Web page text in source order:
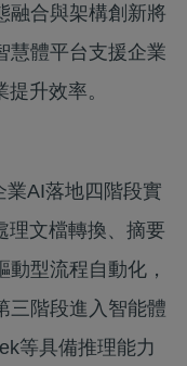
融合與架構創新將
慧體平台支援企業
升效率。
業AI落地四階段實
理文檔轉換、摘要
型流程自動化，
三階段進入智能體
等具備推理能力